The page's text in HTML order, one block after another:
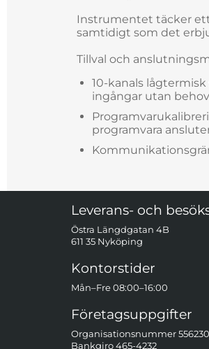
Instrumentet täcker
samtidigt som det
Tillval och
10-kanals
ingångar utan
programvara
Sidfot Blandad info och länkar
Leverans- och
Östra Längdgatan 4B
611 35 Nyköping
Kontorstider
Mån–Fre 08:00–16:00
Företagsuppgifter
Organisationsnummer
Bankgiro 465-4232